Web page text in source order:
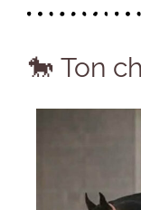
🐎 Ton